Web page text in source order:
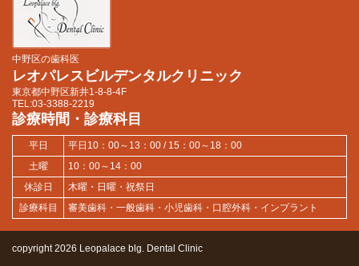
中野区の歯科医
レオパレスビルデンタルクリニック
東京都中野区新井1-8-8-4F
TEL:03-3388-2219
診療時間・診療科目
平日
平日10：00～13：00 / 15：00～18：00
土曜
10：00～14：00
休診日
木曜・日曜・祝祭日
診療科目
審美歯科・一般歯科・小児歯科・口腔外科・インプラント
copyright 2026 Leopalace blg. Dental Clinic